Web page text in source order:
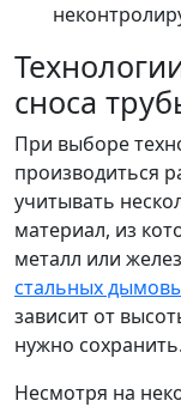
сноса
При выборе
производиться
учитывать
материал, из
металл или
стальных
зависит от
нужно сохранить.
Несмотря на